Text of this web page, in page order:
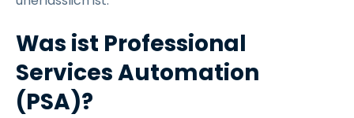
Was ist Professional
Services Automation
(PSA)?